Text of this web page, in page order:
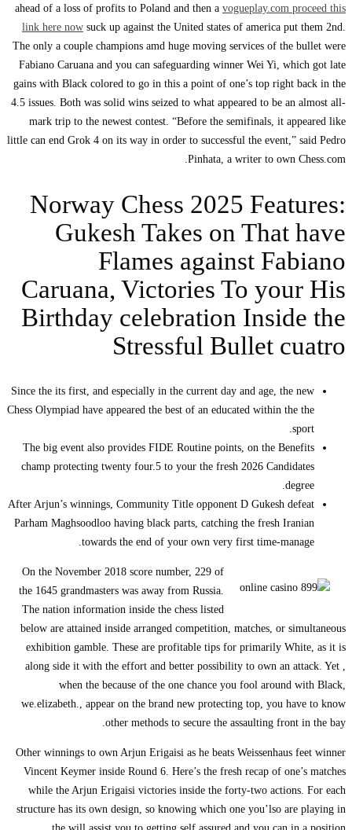
ahead of a loss of profits to Poland and then a vogueplay.com proceed this
link here now suck up against the United states of america put them 2nd.
The only a couple champions amd huge moving services of the bullet were
Fabiano Caruana and you can safeguarding winner Wei Yi, which got late
gains with Black colored to go in this a point of one’s top right back in the
4.5 issues. Both was solid wins seized to what appeared to be an almost all-
mark trip to the newest contest. “Before the semifinals, it appeared like
little can end Grok 4 on its way in order to successful the event,” said Pedro
Pinhata, a writer to own Chess.com.
Norway Chess 2025 Features:
Gukesh Takes on That have
Flames against Fabiano
Caruana, Victories To your His
Birthday celebration Inside the
Stressful Bullet cuatro
Since the its first, and especially in the current day and age, the new
Chess Olympiad have appeared the best of an educated within the the
sport.
The big event also provides FIDE Routine points, on the Benefits
champ protecting twenty four.5 to your the fresh 2026 Candidates
degree.
After Arjun’s winnings, Community Title opponent D Gukesh defeat
Parham Maghsoodloo having black parts, catching the fresh Iranian
towards the end of your own very first time-manage.
On the November 2018 score number, 229 of
the 1645 grandmasters was away from Russia.
The nation information inside the chess listed
below are attained inside arranged competition, matches, or simultaneous
exhibition gamble. These are profitable tips for primarily White, as it is
along side it with the effort and better possibility to own an attack. Yet ,
when the because of the one chance you fool around with Black,
we.elizabeth., appear on the brand new protecting top, you have to know
other methods to secure the assaulting front in the bay.
Other winnings to own Arjun Erigaisi as he beats Weissenhaus feet winner
Vincent Keymer inside Round 6. Here’s the fresh recap of one’s matches
while the Arjun Erigaisi victories inside the forty-two actions. For each
structure has its own design, so knowing which one you’lso are playing in